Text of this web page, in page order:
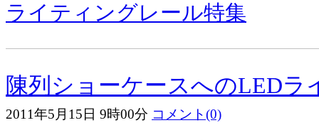
ライティングレール特集
陳列ショーケースへのLEDラ
2011年5月15日 9時00分 コメント(0)